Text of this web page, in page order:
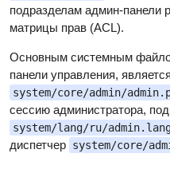
подразделам админ-панели
матрицы прав (ACL).
Основным системным
панели управления,
system/core/admin/
сессию администратора,
system/lang/ru/
диспетчер system/core/